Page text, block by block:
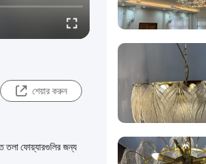
শেয়ার করুন
তলা ফোয়্যারগুলির জন্য